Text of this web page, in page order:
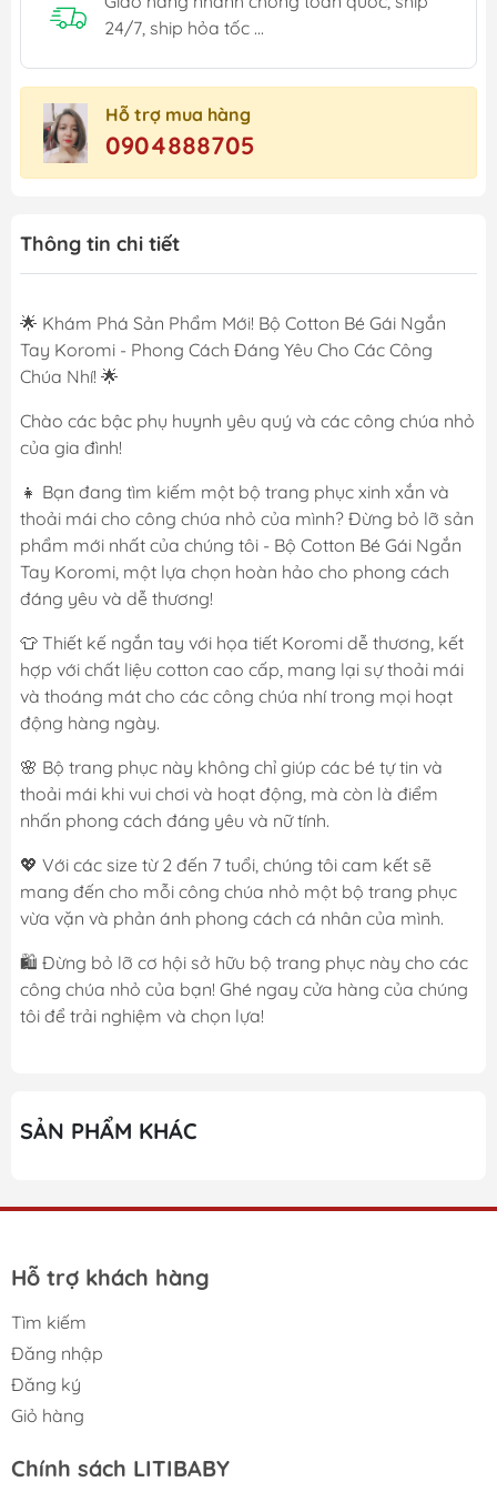
24/7, ship hỏa tốc ...
Hỗ trợ mua hàng
0904888705
Thông tin chi tiết
🌟 Khám Phá Sản Phẩm Mới! Bộ Cotton Bé Gái Ngắn
Tay Koromi - Phong Cách Đáng Yêu Cho Các Công
Chúa Nhí! 🌟
Chào các bậc phụ huynh yêu quý và các công chúa nhỏ
của gia đình!
👧 Bạn đang tìm kiếm một bộ trang phục xinh xắn và
thoải mái cho công chúa nhỏ của mình? Đừng bỏ lỡ sản
phẩm mới nhất của chúng tôi - Bộ Cotton Bé Gái Ngắn
Tay Koromi, một lựa chọn hoàn hảo cho phong cách
đáng yêu và dễ thương!
👕 Thiết kế ngắn tay với họa tiết Koromi dễ thương, kết
hợp với chất liệu cotton cao cấp, mang lại sự thoải mái
và thoáng mát cho các công chúa nhí trong mọi hoạt
động hàng ngày.
🌸 Bộ trang phục này không chỉ giúp các bé tự tin và
thoải mái khi vui chơi và hoạt động, mà còn là điểm
nhấn phong cách đáng yêu và nữ tính.
💖 Với các size từ 2 đến 7 tuổi, chúng tôi cam kết sẽ
mang đến cho mỗi công chúa nhỏ một bộ trang phục
vừa vặn và phản ánh phong cách cá nhân của mình.
🛍️ Đừng bỏ lỡ cơ hội sở hữu bộ trang phục này cho các
công chúa nhỏ của bạn! Ghé ngay cửa hàng của chúng
tôi để trải nghiệm và chọn lựa!
SẢN PHẨM KHÁC
Hỗ trợ khách hàng
Tìm kiếm
Đăng nhập
Đăng ký
Giỏ hàng
Chính sách LITIBABY